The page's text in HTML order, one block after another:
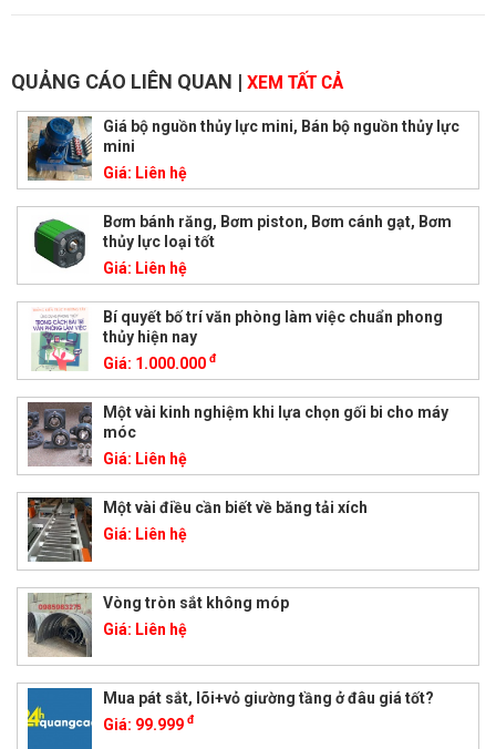
QUẢNG CÁO LIÊN QUAN | XEM TẤT CẢ
Giá bộ nguồn thủy lực mini, Bán bộ nguồn thủy lực
mini
Giá: Liên hệ
Bơm bánh răng, Bơm piston, Bơm cánh gạt, Bơm
thủy lực loại tốt
Giá: Liên hệ
Bí quyết bố trí văn phòng làm việc chuẩn phong
thủy hiện nay
Giá: 1.000.000 đ
Một vài kinh nghiệm khi lựa chọn gối bi cho máy
móc
Giá: Liên hệ
Một vài điều cần biết về băng tải xích
Giá: Liên hệ
Vòng tròn sắt không móp
Giá: Liên hệ
Mua pát sắt, lõi+vỏ giường tầng ở đâu giá tốt?
Giá: 99.999 đ